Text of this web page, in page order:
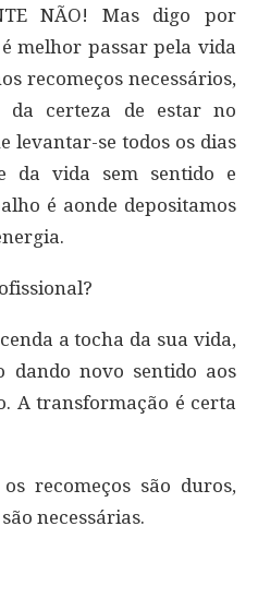
NÃO! Mas digo por
melhor passar pela vida
recomeços necessários,
da certeza de estar no
levantar-se todos os dias
da vida sem sentido e
é aonde depositamos
a tocha da sua vida,
dando novo sentido aos
A transformação é certa
recomeços são duros,
necessárias.